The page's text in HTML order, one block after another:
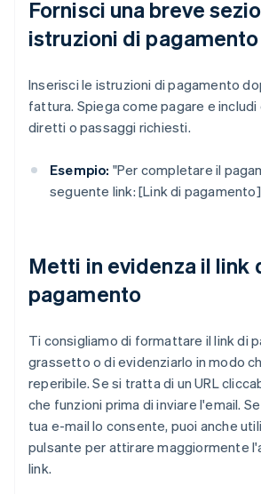
Fornisci una breve
istruzioni di pagamento
Inserisci le istruzioni di pagamento
fattura. Spiega come pagare e includi
diretti o passaggi richiesti.
Esempio: "Per completare il
seguente link: [Link di
Metti in evidenza il link
pagamento
Ti consigliamo di formattare il link di
grassetto o di evidenziarlo in modo
reperibile. Se si tratta di un URL
che funzioni prima di inviare l'email.
tua e-mail lo consente, puoi anche
pulsante per attirare maggiormente
link.